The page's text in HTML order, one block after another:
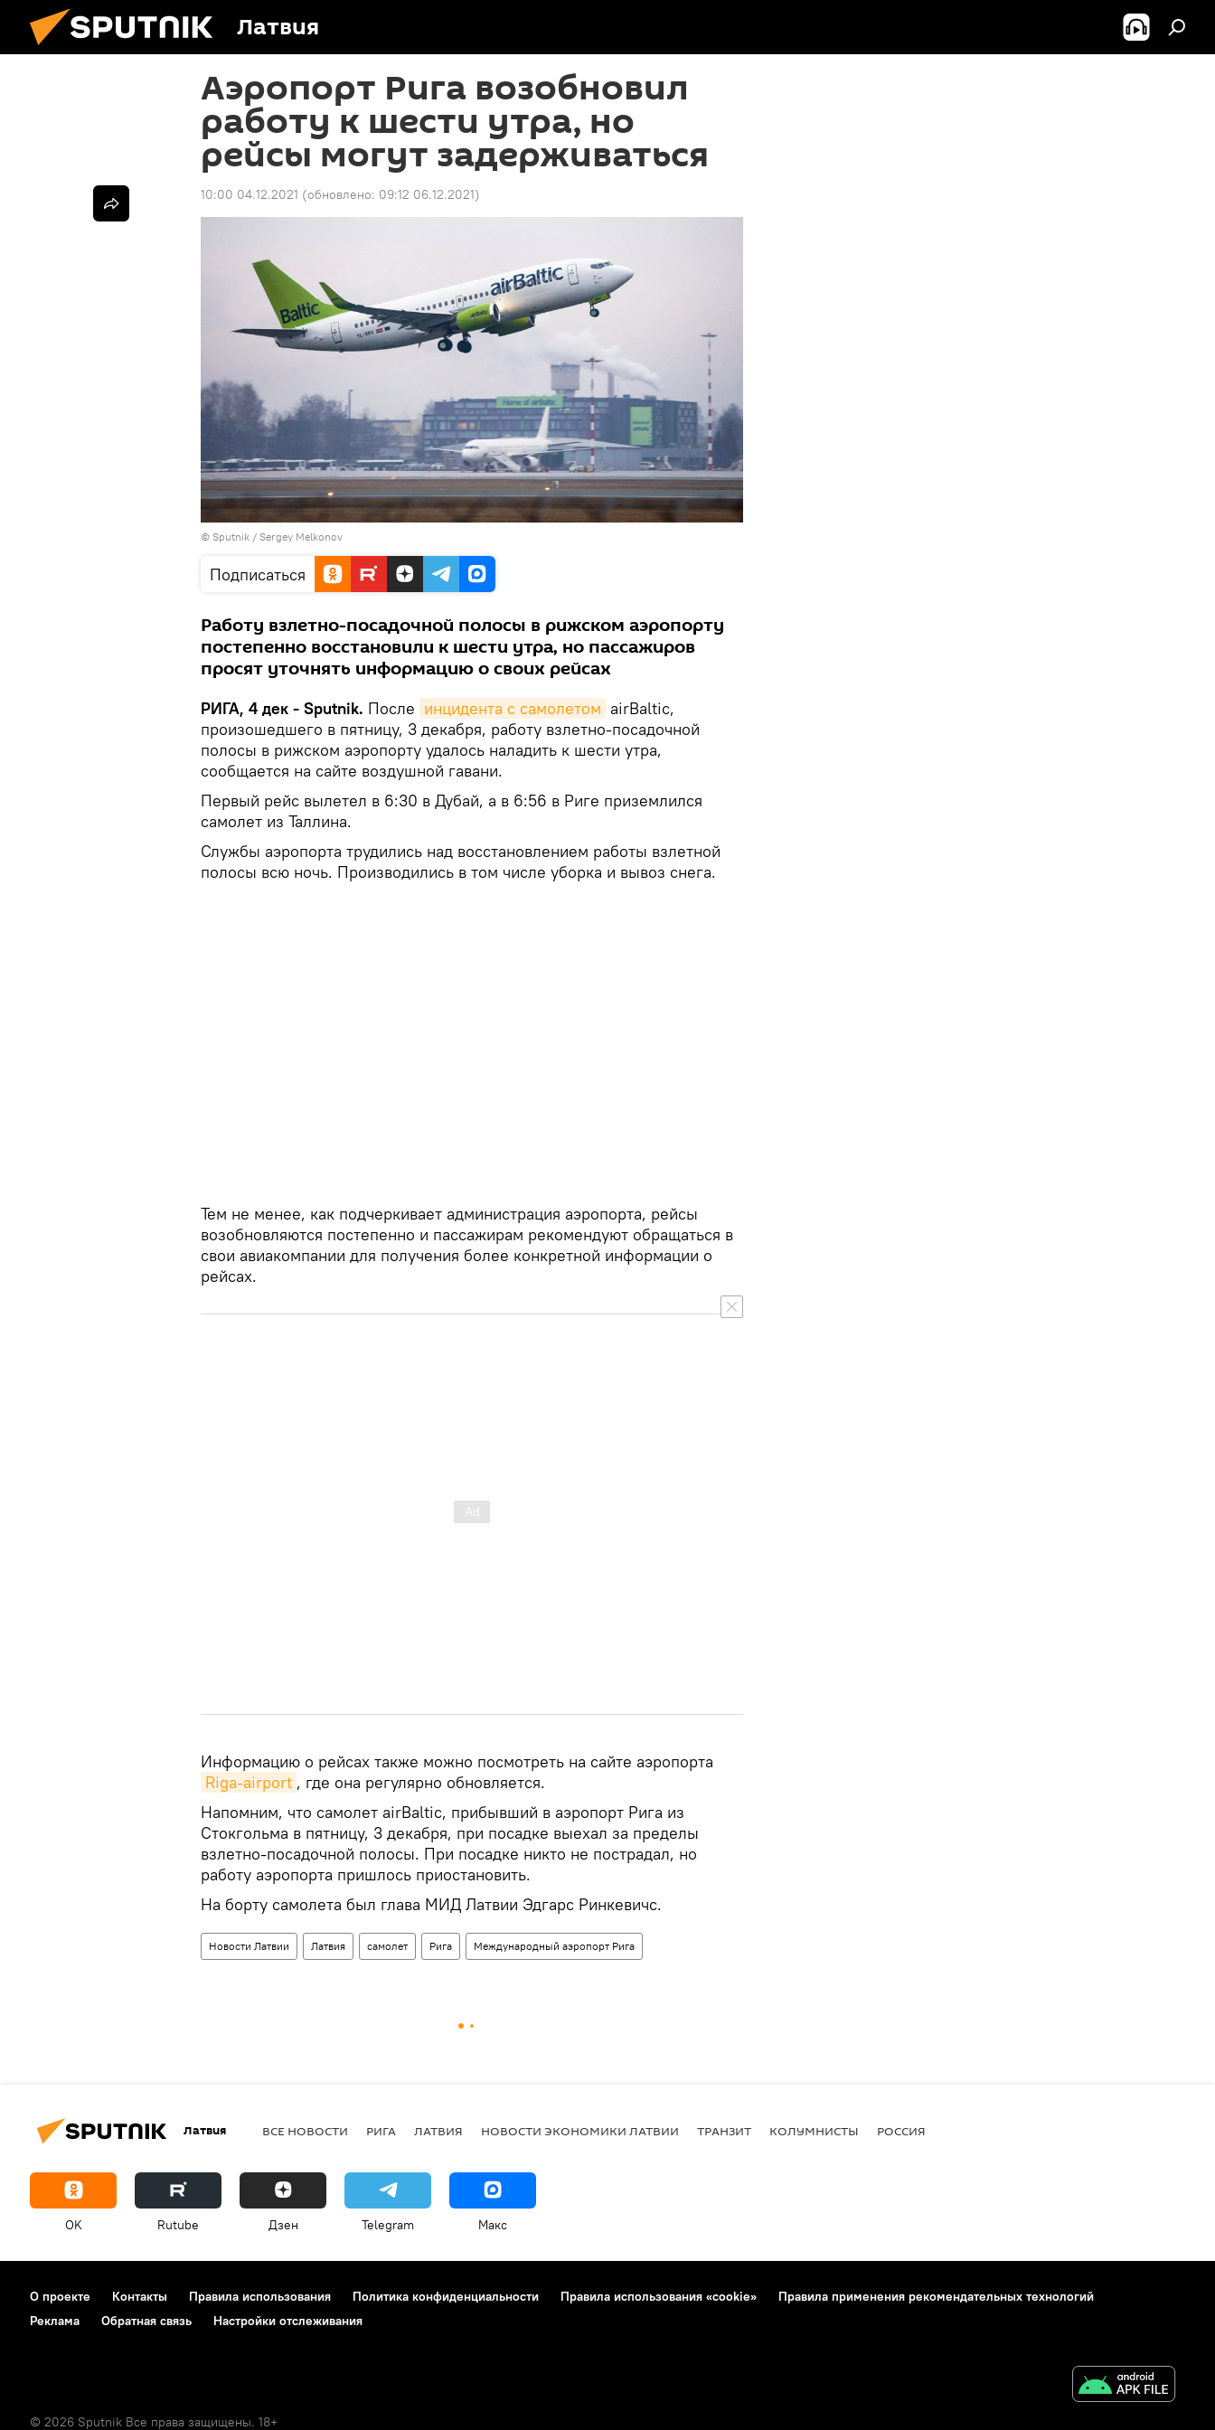
Латвия
Аэропорт Рига возобновил
работу к шести утра, но
рейсы могут задерживаться
10:00 04.12.2021 (обновлено: 09:12 06.12.2021)
© Sputnik / Sergey Melkonov
Подписаться
Работу взлетно-посадочной полосы в рижском аэропорту
постепенно восстановили к шести утра, но пассажиров
просят уточнять информацию о своих рейсах
РИГА, 4 дек - Sputnik. После инцидента с самолетом airBaltic,
произошедшего в пятницу, 3 декабря, работу взлетно-посадочной
полосы в рижском аэропорту удалось наладить к шести утра,
сообщается на сайте воздушной гавани.
Первый рейс вылетел в 6:30 в Дубай, а в 6:56 в Риге приземлился
самолет из Таллина.
Службы аэропорта трудились над восстановлением работы взлетной
полосы всю ночь. Производились в том числе уборка и вывоз снега.
Тем не менее, как подчеркивает администрация аэропорта, рейсы
возобновляются постепенно и пассажирам рекомендуют обращаться в
свои авиакомпании для получения более конкретной информации о
рейсах.
Информацию о рейсах также можно посмотреть на сайте аэропорта
Riga-airport , где она регулярно обновляется.
Напомним, что самолет airBaltic, прибывший в аэропорт Рига из
Стокгольма в пятницу, 3 декабря, при посадке выехал за пределы
взлетно-посадочной полосы. При посадке никто не пострадал, но
работу аэропорта пришлось приостановить.
На борту самолета был глава МИД Латвии Эдгарс Ринкевичс.
Новости Латвии Латвия самолет Рига Международный аэропорт Рига
Латвия ВСЕ НОВОСТИ РИГА ЛАТВИЯ НОВОСТИ ЭКОНОМИКИ ЛАТВИИ ТРАНЗИТ КОЛУМНИСТЫ РОССИЯ
OK Rutube Дзен Telegram Макс
О проекте Контакты Правила использования Политика конфиденциальности Правила использования «cookie»
Правила применения рекомендательных технологий
Реклама
Обратная связь Настройки отслеживания
© 2026 Sputnik Все права защищены. 18+